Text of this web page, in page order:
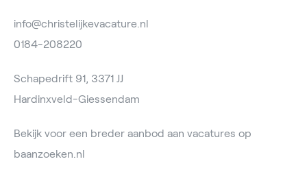
info@christelijkevacature.nl
0184-208220
Schapedrift 91, 3371 JJ
Hardinxveld-Giessendam
Bekijk voor een breder aanbod aan vacatures op
baanzoeken.nl